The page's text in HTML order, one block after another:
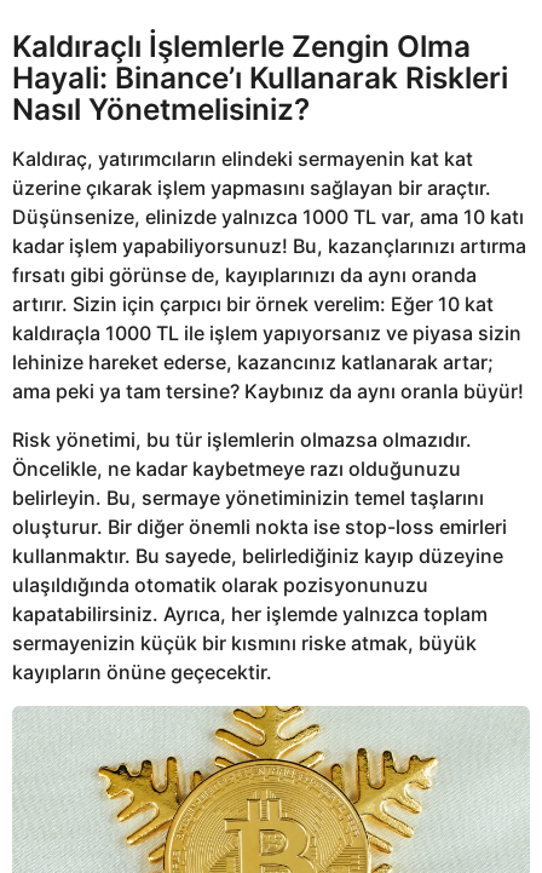
Kaldıraçlı İşlemlerle Zengin Olma
Hayali: Binance’ı Kullanarak Riskleri
Nasıl Yönetmelisiniz?
Kaldıraç, yatırımcıların elindeki sermayenin kat kat
üzerine çıkarak işlem yapmasını sağlayan bir araçtır.
Düşünsenize, elinizde yalnızca 1000 TL var, ama 10 katı
kadar işlem yapabiliyorsunuz! Bu, kazançlarınızı artırma
fırsatı gibi görünse de, kayıplarınızı da aynı oranda
artırır. Sizin için çarpıcı bir örnek verelim: Eğer 10 kat
kaldıraçla 1000 TL ile işlem yapıyorsanız ve piyasa sizin
lehinize hareket ederse, kazancınız katlanarak artar;
ama peki ya tam tersine? Kaybınız da aynı oranla büyür!
Risk yönetimi, bu tür işlemlerin olmazsa olmazıdır.
Öncelikle, ne kadar kaybetmeye razı olduğunuzu
belirleyin. Bu, sermaye yönetiminizin temel taşlarını
oluşturur. Bir diğer önemli nokta ise stop-loss emirleri
kullanmaktır. Bu sayede, belirlediğiniz kayıp düzeyine
ulaşıldığında otomatik olarak pozisyonunuzu
kapatabilirsiniz. Ayrıca, her işlemde yalnızca toplam
sermayenizin küçük bir kısmını riske atmak, büyük
kayıpların önüne geçecektir.